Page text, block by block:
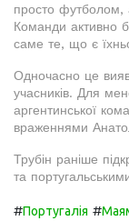
просто футболом,
Команди активно
саме те, що є
Одночасно це
учасників. Для
аргентинської
враженнями
Трубін раніше
та
#Португалія #